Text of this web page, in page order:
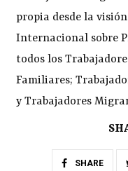
propia desde la
Internacional sobre
todos los
Familiares;
y Trabajadores
SHARE